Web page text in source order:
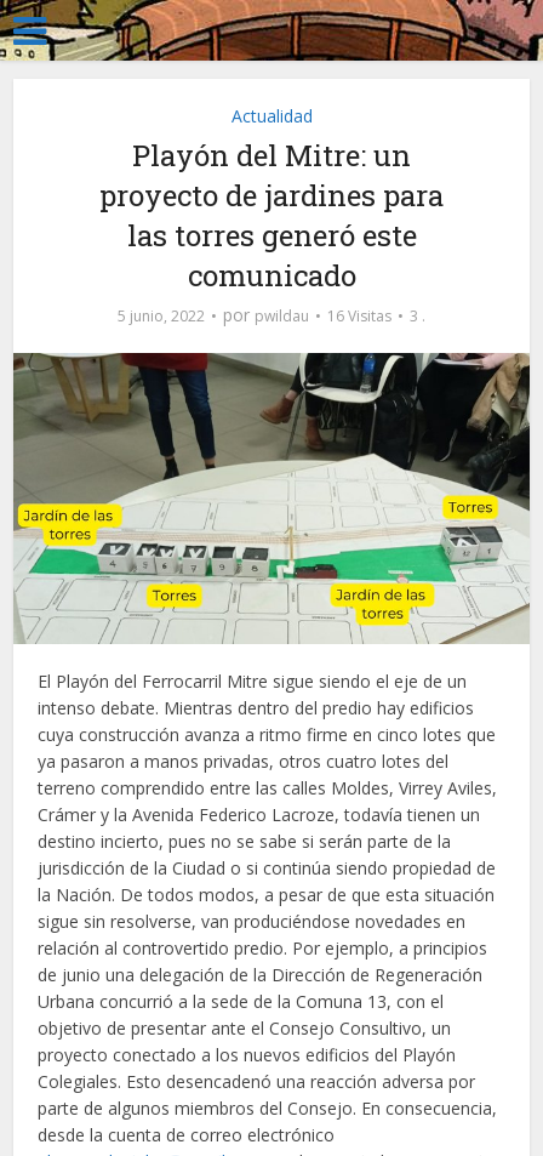
Actualidad
Playón del Mitre: un
proyecto de jardines para
las torres generó este
comunicado
5 junio, 2022 por pwildau 16 Visitas 3 .
El Playón del Ferrocarril Mitre sigue siendo el eje de un
intenso debate. Mientras dentro del predio hay edificios
cuya construcción avanza a ritmo firme en cinco lotes que
ya pasaron a manos privadas, otros cuatro lotes del
terreno comprendido entre las calles Moldes, Virrey Aviles,
Crámer y la Avenida Federico Lacroze, todavía tienen un
destino incierto, pues no se sabe si serán parte de la
jurisdicción de la Ciudad o si continúa siendo propiedad de
la Nación. De todos modos, a pesar de que esta situación
sigue sin resolverse, van produciéndose novedades en
relación al controvertido predio. Por ejemplo, a principios
de junio una delegación de la Dirección de Regeneración
Urbana concurrió a la sede de la Comuna 13, con el
objetivo de presentar ante el Consejo Consultivo, un
proyecto conectado a los nuevos edificios del Playón
Colegiales. Esto desencadenó una reacción adversa por
parte de algunos miembros del Consejo. En consecuencia,
desde la cuenta de correo electrónico